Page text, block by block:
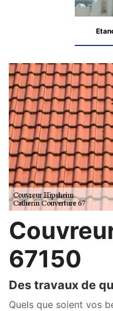
67150
Des travaux de
Quels que soient vos